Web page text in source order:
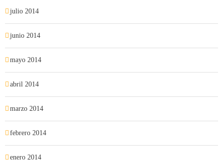
julio 2014
junio 2014
mayo 2014
abril 2014
marzo 2014
febrero 2014
enero 2014